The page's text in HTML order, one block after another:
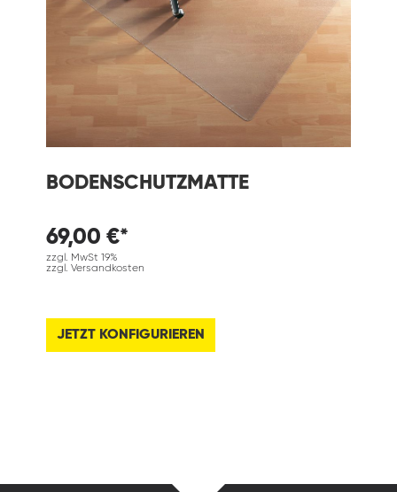
BODENSCHUTZMATTE
69,00 €*
zzgl. MwSt 19%
zzgl. Versandkosten
JETZT KONFIGURIEREN